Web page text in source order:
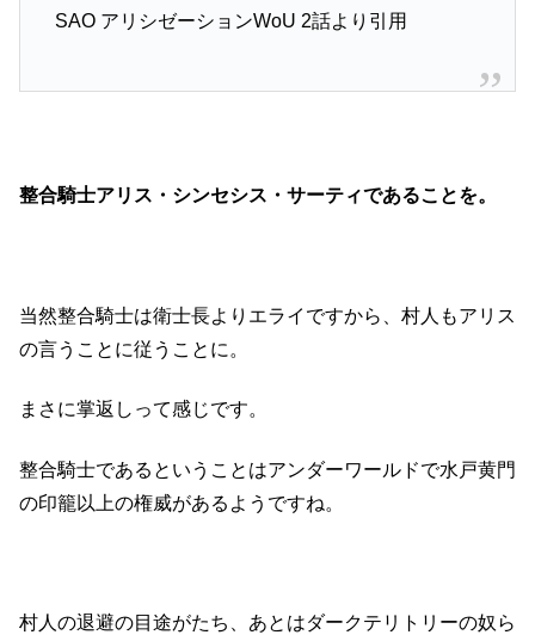
SAO アリシゼーションWoU 2話より引用
整合騎士アリス・シンセシス・サーティであることを。
当然整合騎士は衛士長よりエライですから、村人もアリス
の言うことに従うことに。
まさに掌返しって感じです。
整合騎士であるということはアンダーワールドで水戸黄門
の印籠以上の権威があるようですね。
村人の退避の目途がたち、あとはダークテリトリーの奴ら